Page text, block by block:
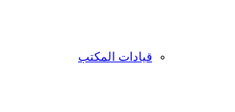
قيادات المكتب